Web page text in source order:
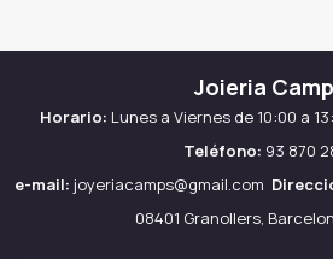
Joieria
Horario: Lunes a Viernes de 10:00 a
Teléfono: 93 870
e-mail: joyeriacamps@gmail.com
08401 Granollers,